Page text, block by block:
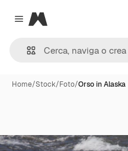
Close menu
Magnific
Home/Stock/Foto/Orso in Alaska